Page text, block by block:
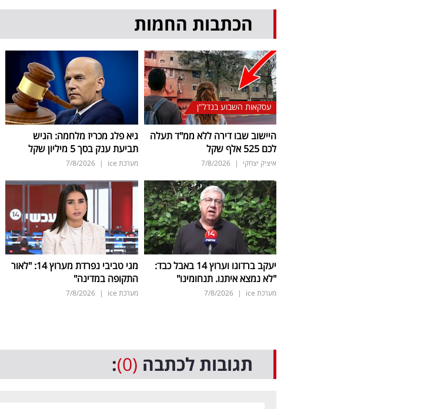
הכתבות החמות
עסקאות השבוע בנדל"ן
היישוב שבו דירה ללא ממ"ד תעלה
לכם 525 אלף שקל
איציק יצחקי |
7/8/2026
גיא פלג מכריז מלחמה: הגיש
תביעת ענק בסך 5 מיליון שקל
מערכת ice |
7/8/2026
יעקב ברדוגו וערוץ 14 באבל כבד:
"לא נמצא איתנו. תנחומינו"
מערכת ice |
7/8/2026
מגי טביבי נפרדת מערוץ 14: "לאור
התקופה במדינה"
מערכת ice |
7/8/2026
תגובות לכתבה (0)
: